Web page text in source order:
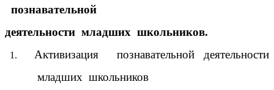
познавательной
деятельности младших школьников.
Активизация познавательной деятельности
младших школьников